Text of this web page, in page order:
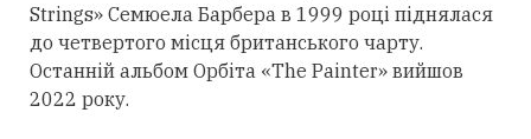
Strings» Семюела Барбера в 1999 році піднялася
до четвертого місця британського чарту.
Останній альбом Орбіта «The Painter» вийшов
2022 року.